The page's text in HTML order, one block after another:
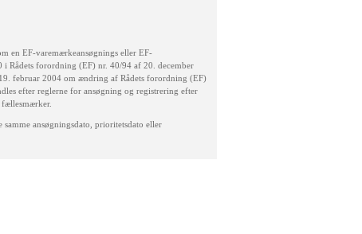
en EF-varemærkeansøgnings eller EF-
Rådets forordning (EF) nr. 40/94 af 20. december
februar 2004 om ændring af Rådets forordning (EF)
efter reglerne for ansøgning og registrering efter
ansøgningsdato, prioritetsdato eller